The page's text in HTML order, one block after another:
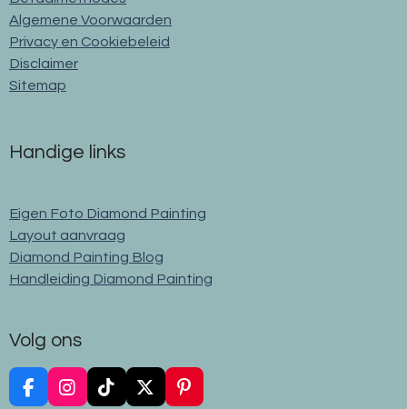
Algemene Voorwaarden
Privacy en Cookiebeleid
Disclaimer
Sitemap
Handige links
Eigen Foto Diamond Painting
Layout aanvraag
Diamond Painting Blog
Handleiding Diamond Painting
Volg ons
F
I
T
X
P